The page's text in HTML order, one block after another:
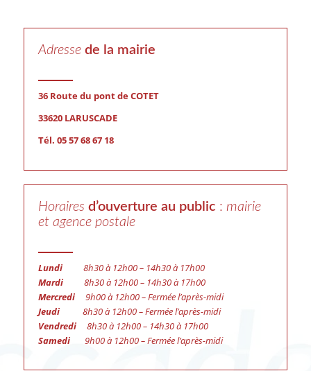
Adresse de la mairie
36 Route du pont de COTET
33620 LARUSCADE
Tél. 05 57 68 67 18
Horaires d’ouverture au public : mairie
et agence postale
Lundi 8h30 à 12h00 – 14h30 à 17h00
Mardi 8h30 à 12h00 – 14h30 à 17h00
Mercredi 9h00 à 12h00 – Fermée l’après-midi
Jeudi
8h30 à 12h00 – Fermée l’après-midi
Vendredi 8h30 à 12h00 – 14h30 à 17h00
Samedi 9h00 à 12h00 – Fermée l’après-midi